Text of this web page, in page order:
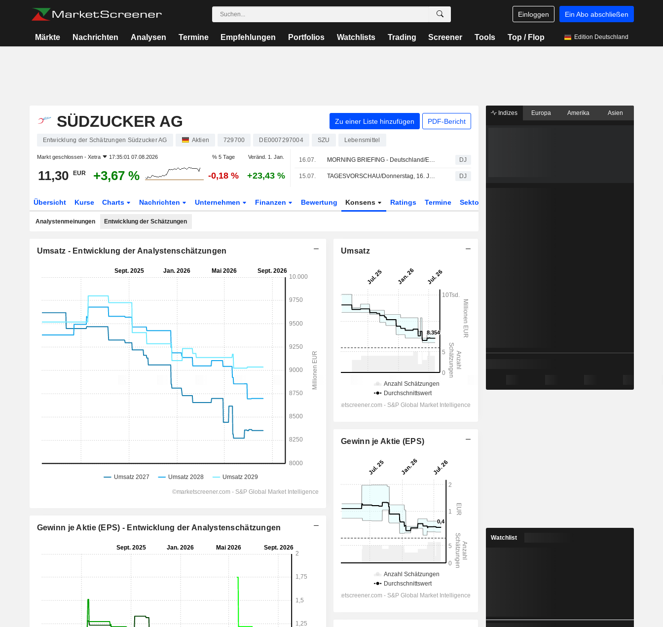
Einloggen Ein Abo abschließen
Märkte Nachrichten Analysen Termine Empfehlungen Portfolios Watchlists Trading Screener Tools Top / Flop Edition Deutschland
SÜDZUCKER AG Zu einer Liste hinzufügen PDF-Bericht
Entwicklung der Schätzungen Südzucker AG Aktien 729700 DE0007297004 SZU Lebensmittel
Markt geschlossen - Xetra 17:35:01 07.08.2026 % 5 Tage Veränd. 1. Jan.
11,30 EUR +3,67 % -0,18 % +23,43 %
16.07. MORNING BRIEFING - Deutschland/Europa DJ
15.07. TAGESVORSCHAU/Donnerstag, 16. Juli (vorläufige Fassung) DJ
Übersicht Kurse Charts Nachrichten Unternehmen Finanzen Bewertung Konsens Ratings Termine Sektor
Analystenmeinungen Entwicklung der Schätzungen
Umsatz - Entwicklung der Analystenschätzungen
Gewinn je Aktie (EPS) - Entwicklung der Analystenschätzungen
Umsatz
Gewinn je Aktie (EPS)
Indizes Europa Amerika Asien
Watchlist